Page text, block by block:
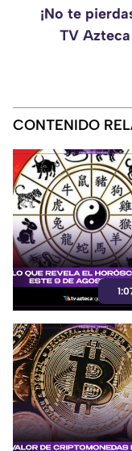
¡No te
TV
CONTENIDO